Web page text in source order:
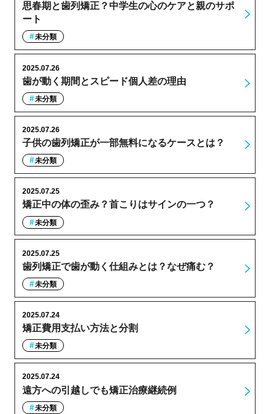
思春期と歯列矯正？中学生の心のケアと親のサポ
ート
未分類
歯が動く期間とスピード個人差の理由
2025.07.26
未分類
子供の歯列矯正が一部無料になるケースとは？
2025.07.26
未分類
矯正中の体の歪み？首こりはサインの一つ？
2025.07.25
未分類
歯列矯正で歯が動く仕組みとは？なぜ痛む？
2025.07.25
未分類
矯正費用支払い方法と分割
2025.07.24
未分類
遠方への引越しでも矯正治療継続例
2025.07.24
未分類